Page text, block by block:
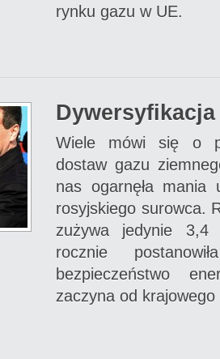
rynku gazu w UE.
Wiele mówi się o
dostaw gazu
nas ogarnęła mania
rosyjskiego surowca.
zużywa jedynie
rocznie
bezpieczeństwo
zaczyna od